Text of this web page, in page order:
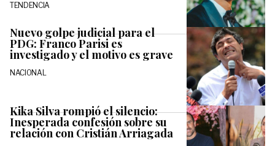
TENDENCIA
Nuevo golpe judicial para el
PDG: Franco Parisi es
investigado y el motivo es grave
NACIONAL
Kika Silva rompió el silencio:
Inesperada confesión sobre su
relación con Cristián Arriagada